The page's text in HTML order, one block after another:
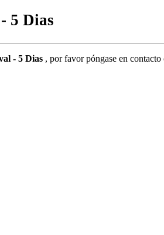
5 Dias
- 5 Dias , por favor póngase en